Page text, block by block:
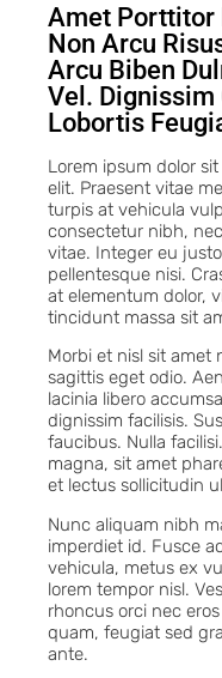
Amet Porttitor
Non Arcu
Arcu Biben
Vel. Dignissim
Lobortis
Lorem ipsum dolor
elit. Praesent vitae
turpis at vehicula
consectetur nibh,
vitae. Integer eu
pellentesque nisi.
at elementum dolor,
tincidunt massa sit
Morbi et nisl sit amet
sagittis eget odio.
lacinia libero
dignissim facilisis.
faucibus. Nulla
magna, sit amet
et lectus sollicitudin
Nunc aliquam nibh
imperdiet id. Fusce
vehicula, metus ex
lorem tempor nisl.
rhoncus orci nec
quam, feugiat sed
ante.